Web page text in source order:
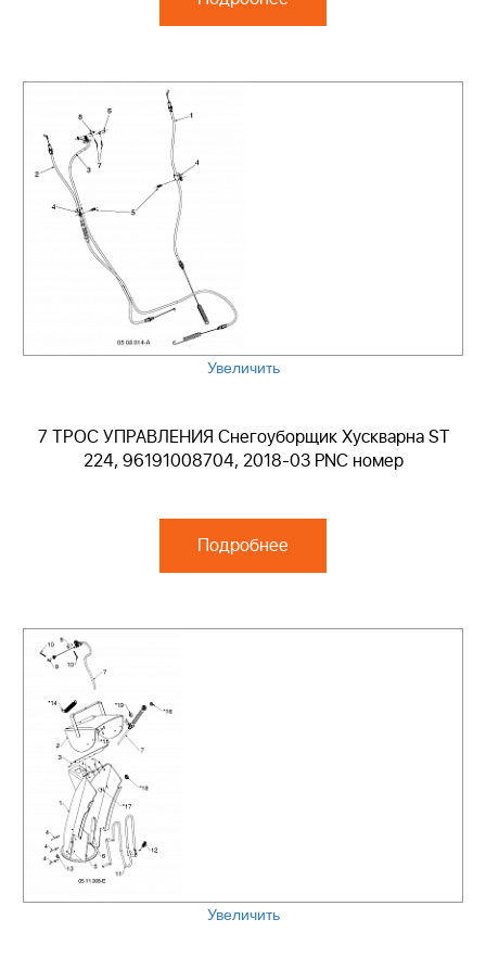
Увеличить
7 ТРОС УПРАВЛЕНИЯ Снегоуборщик Хускварна ST
224, 96191008704, 2018-03 PNC номер
Подробнее
Увеличить